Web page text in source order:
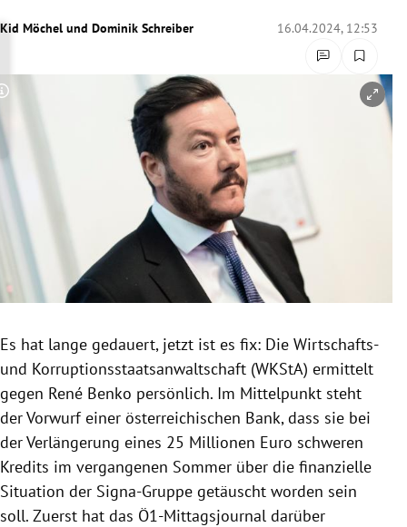
Untermenü
Untermenü
Untermenü
Untermenü
Untermenü
Untermenü
Kid Möchel und Dominik Schreiber 16.04.2024, 12:53
Copyright-Hinweis öffnen/schließen
Es hat lange gedauert, jetzt ist es fix: Die Wirtschafts-
und Korruptionsstaatsanwaltschaft (WKStA) ermittelt
gegen René Benko persönlich. Im Mittelpunkt steht
der Vorwurf einer österreichischen Bank, dass sie bei
der Verlängerung eines 25 Millionen Euro schweren
Kredits im vergangenen Sommer über die finanzielle
Situation der Signa-Gruppe getäuscht worden sein
soll. Zuerst hat das Ö1-Mittagsjournal darüber